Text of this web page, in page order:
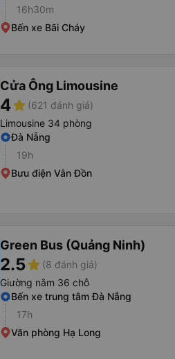
16h30m
Bến xe Bãi Cháy
Cửa Ông Limousine
4star (621 đánh giá)
Limousine 34 phòng
Đà Nẵng
19h
Bưu điện Vân Đồn
Green Bus (Quảng Ninh)
2.5star (8 đánh giá)
Giường nằm 36 chỗ
Bến xe trung tâm Đà Nẵng
17h
Văn phòng Hạ Long